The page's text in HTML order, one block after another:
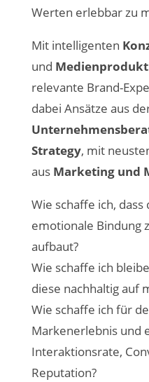
Werten erlebbar zu
Mit intelligenten
und
relevante Brand-
dabei Ansätze aus
Strategy, mit
aus Marketing und
Wie schaffe ich,
emotionale Bindung
aufbaut?
Wie schaffe ich
diese nachhaltig auf
Wie schaffe ich für
Markenerlebnis und
Interaktionsrate,
Reputation?